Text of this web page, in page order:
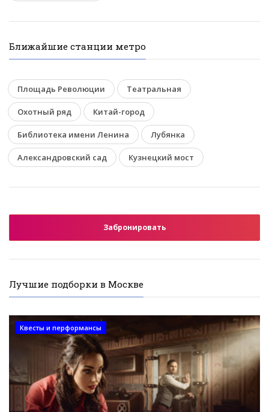
Ближайшие станции метро
Площадь Революции Театральная
Охотный ряд Китай-город
Библиотека имени Ленина Лубянка
Александровский сад Кузнецкий мост
Забронировать
Лучшие подборки в Москве
Квесты и перформансы